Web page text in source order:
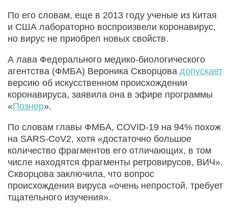
По его словам, еще в 2013 году ученые из Китая
и США лабораторно воспроизвели коронавирус,
но вирус не приобрел новых свойств.
А лава Федерального медико-биологического
агентства (ФМБА) Вероника Скворцова допускает
версию об искусственном происхождении
коронавируса, заявила она в эфире программы
«Познер».
По словам главы ФМБА, COVID-19 на 94% похож
на SARS-CoV2, хотя «достаточно большое
количество фрагментов его отличающих, в том
числе находятся фрагменты ретровирусов, ВИЧ».
Скворцова заключила, что вопрос
происхождения вируса «очень непростой, требует
тщательного изучения».